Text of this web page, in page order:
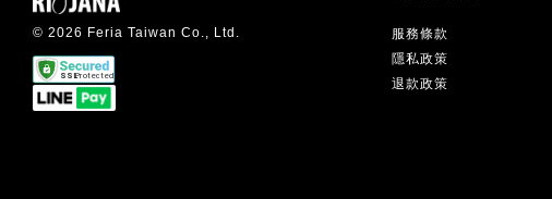
© 2026 Feria Taiwan Co., Ltd.
服務條款
隱私政策
退款政策